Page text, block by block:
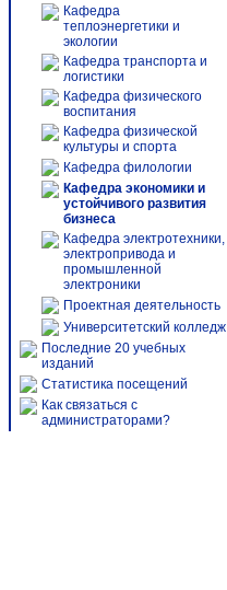
Кафедра
теплоэнергетики и
экологии
Кафедра транспорта и
логистики
Кафедра физического
воспитания
Кафедра физической
культуры и спорта
Кафедра филологии
Кафедра экономики и
устойчивого развития
бизнеса
Кафедра электротехники,
электропривода и
промышленной
электроники
Проектная деятельность
Университетский колледж
Последние 20 учебных
изданий
Статистика посещений
Как связаться с
администраторами?